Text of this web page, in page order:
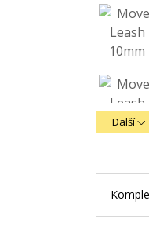
Další